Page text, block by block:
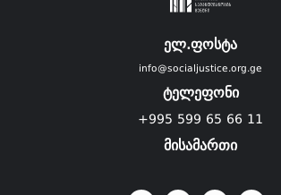
ელ.ფოსტა
info@socialjustice.org.ge
ტელეფონი
+995 599 65 66 11
მისამართი